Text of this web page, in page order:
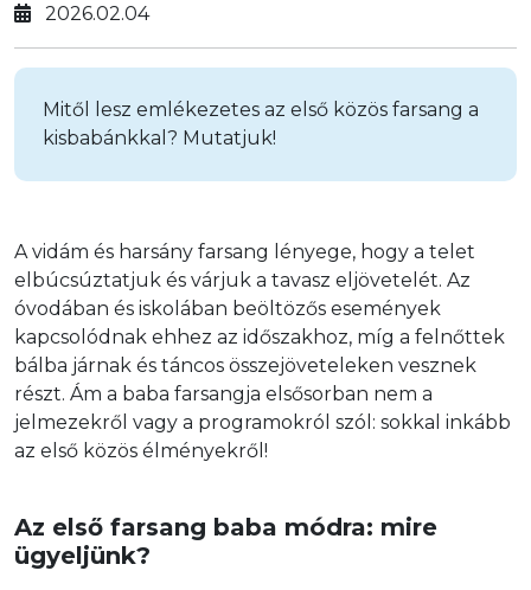
2026.02.04
Mitől lesz emlékezetes az első közös farsang a
kisbabánkkal? Mutatjuk!
A vidám és harsány farsang lényege, hogy a telet
elbúcsúztatjuk és várjuk a tavasz eljövetelét. Az
óvodában és iskolában beöltözős események
kapcsolódnak ehhez az időszakhoz, míg a felnőttek
bálba járnak és táncos összejöveteleken vesznek
részt. Ám a baba farsangja elsősorban nem a
jelmezekről vagy a programokról szól: sokkal inkább
az első közös élményekről!
Az első farsang baba módra: mire
ügyeljünk?